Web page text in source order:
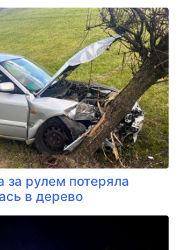
рулем потеряла
в дерево